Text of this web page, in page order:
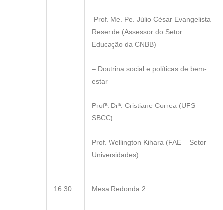
Prof. Me. Pe. Júlio César Evangelista
Resende (Assessor do Setor
Educação da CNBB)
– Doutrina social e políticas de bem-
estar
Profª. Drª. Cristiane Correa (UFS –
SBCC)
Prof. Wellington Kihara (FAE – Setor
Universidades)
16:30
–
Mesa Redonda 2